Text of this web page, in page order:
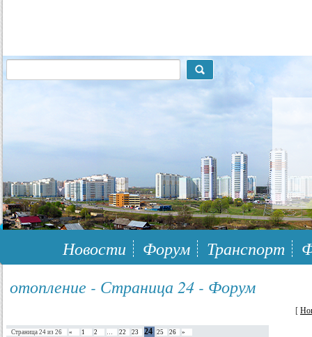
117148, г.Москва, ЮЗАО, муниципальный район Южное Бутово
Новости Форум Транспорт
отопление - Страница 24 - Форум
[
Страница 24 из 26 « 1 2 … 22 23 24 25 26 »